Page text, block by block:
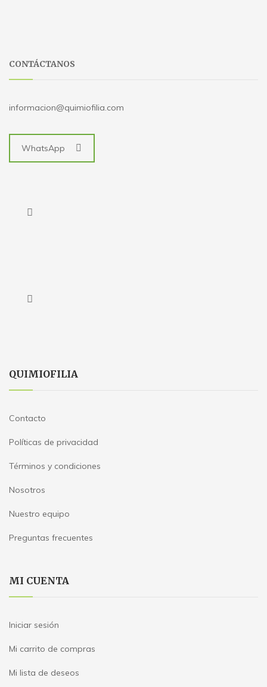
CONTÁCTANOS
informacion@quimiofilia.com
WhatsApp
QUIMIOFILIA
Contacto
Políticas de privacidad
Términos y condiciones
Nosotros
Nuestro equipo
Preguntas frecuentes
MI CUENTA
Iniciar sesión
Mi carrito de compras
Mi lista de deseos